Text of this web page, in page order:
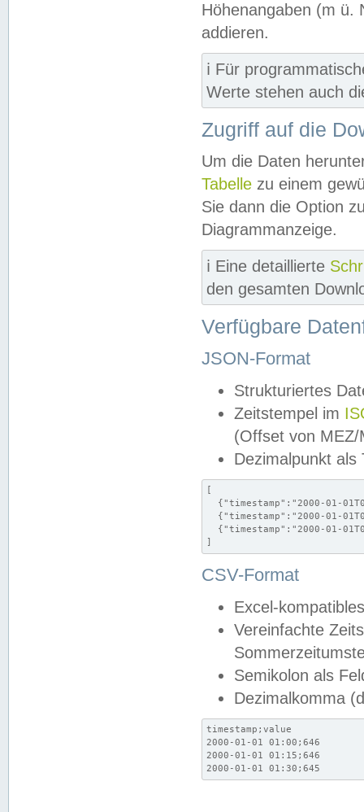
Höhenangaben (m ü.
addieren.
ℹ️ Für
Werte stehen auch
Zugriff auf die
Um die Daten
Tabelle zu einem
Sie dann die Option
Diagrammanzeige.
ℹ️ Eine detaillierte
den gesamten
Verfügbare
JSON-Format
Strukturiertes
Zeitstempel im
(Offset von MEZ/
Dezimalpunkt als
[
{"timestamp":"2000-01-
{"timestamp":"2000-01-
{"timestamp":"2000-01-
]
CSV-Format
Excel-
Vereinfachte
Semikolon als
Dezimalkomma
timestamp;value
2000-01-01 01:00;646
2000-01-01 01:15;646
2000-01-01 01:30;645